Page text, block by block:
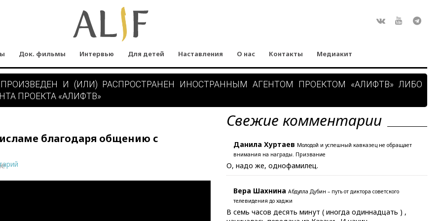
Док. фильмы Интервью Для детей Наставления О нас Контакты Медиакит
И (ИЛИ) РАСПРОСТРАНЕН ИНОСТРАННЫМ АГЕНТОМ ПРОЕКТОМ «АЛИФТВ» ЛИБО
ПРОЕКТА «АЛИФТВ»
благодаря общению с
Свежие комментарии
Данила Хуртаев Молодой и успешный кавказец не обращает
внимания на награды. Призвание
О, надо же, однофамилец.
Вера Шахнина Абдулла Дубин – путь от диктора советского
телевидения до хаджи
В семь часов десять минут ( иногда одиннадцать ) ,